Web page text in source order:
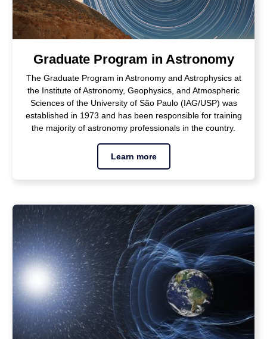
Graduate Program in Astronomy
The Graduate Program in Astronomy and Astrophysics at
the Institute of Astronomy, Geophysics, and Atmospheric
Sciences of the University of São Paulo (IAG/USP) was
established in 1973 and has been responsible for training
the majority of astronomy professionals in the country.
Learn more